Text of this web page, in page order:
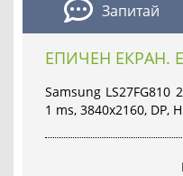
Запитай
ЕПИЧЕН ЕКРАН.
Samsung LS27FG810
1 ms, 3840x2160, DP,